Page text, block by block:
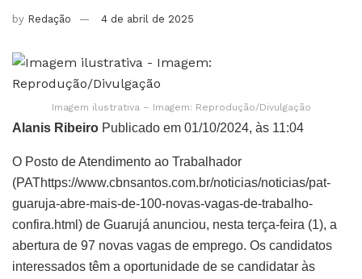
by Redação 4 de abril de 2025
Imagem ilustrativa – Imagem: Reprodução/Divulgação
Alanis Ribeiro Publicado em 01/10/2024, às 11:04
O Posto de Atendimento ao Trabalhador
(PAThttps://www.cbnsantos.com.br/noticias/noticias/pat-
guaruja-abre-mais-de-100-novas-vagas-de-trabalho-
confira.html) de Guarujá anunciou, nesta terça-feira (1), a
abertura de 97 novas vagas de emprego. Os candidatos
interessados têm a oportunidade de se candidatar às